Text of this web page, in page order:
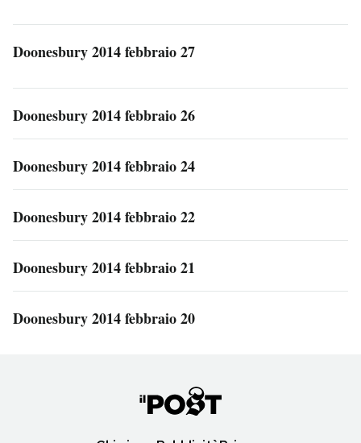
Doonesbury 2014 febbraio 27
Doonesbury 2014 febbraio 26
Doonesbury 2014 febbraio 24
Doonesbury 2014 febbraio 22
Doonesbury 2014 febbraio 21
Doonesbury 2014 febbraio 20